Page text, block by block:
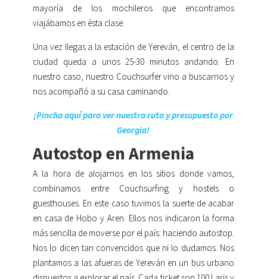
mayoría de los mochileros que encontramos
viajábamos en ésta clase.
Una vez llegas a la estación de Yereván, el centro de la
ciudad queda a unos 25-30 minutos andando. En
nuestro caso, nuestro Couchsurfer vino a buscarnos y
nos acompañó a su casa caminando.
¡Pincha aquí para ver nuestra ruta y presupuesto por
Georgia!
Autostop en Armenia
A la hora de alojarnos en los sitios donde vamos,
combinamos entre Couchsurfing y hostels o
guesthouses. En este caso tuvimos la suerte de acabar
en casa de Hobo y Aren. Ellos nos indicaron la forma
más sencilla de moverse por el país: haciendo autostop.
Nos lo dicen tan convencidos que ni lo dudamos. Nos
plantamos a las afueras de Yereván en un bus urbano